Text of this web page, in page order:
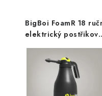
BigBoi FoamR 18
elektrický